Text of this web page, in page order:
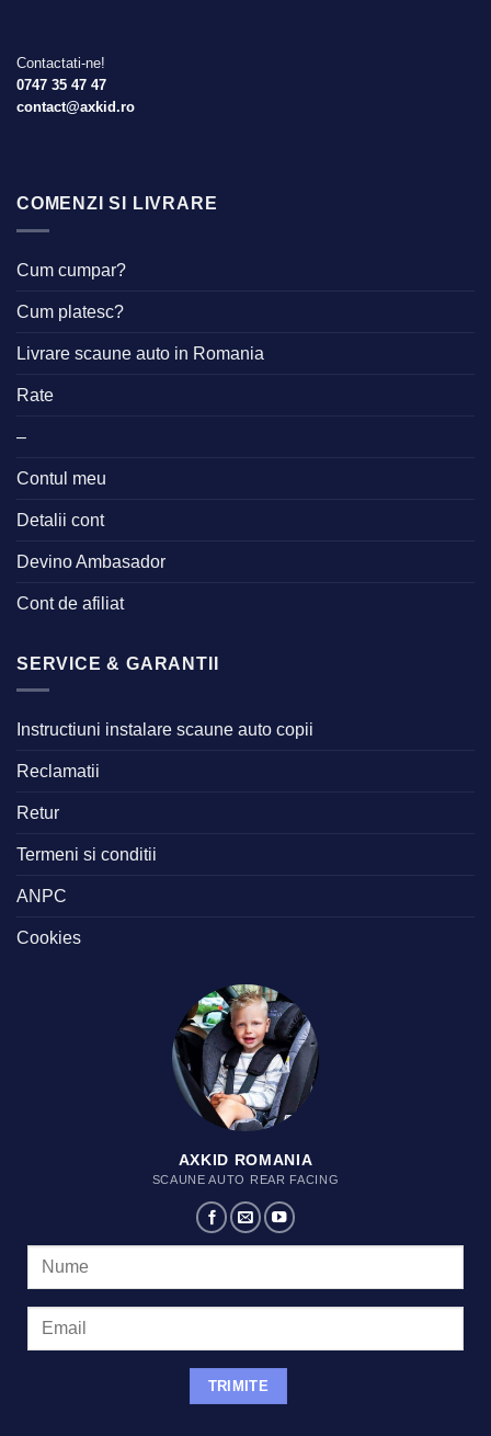
Contactati-ne!
0747 35 47 47
contact@axkid.ro
COMENZI SI LIVRARE
Cum cumpar?
Cum platesc?
Livrare scaune auto in Romania
Rate
–
Contul meu
Detalii cont
Devino Ambasador
Cont de afiliat
SERVICE & GARANTII
Instructiuni instalare scaune auto copii
Reclamatii
Retur
Termeni si conditii
ANPC
Cookies
AXKID ROMANIA
SCAUNE AUTO REAR FACING